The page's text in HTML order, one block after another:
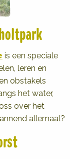
is een speciale
leren en
obstakels
het water,
over het
allemaal?